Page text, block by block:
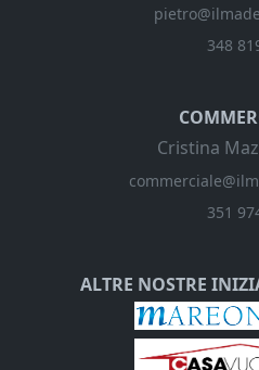
348
Cristina
351
ALTRE NOSTRE